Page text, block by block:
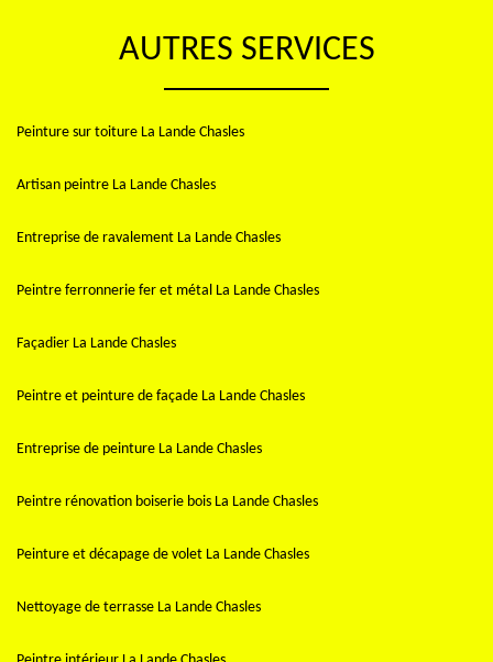
AUTRES SERVICES
Peinture sur toiture La Lande Chasles
Artisan peintre La Lande Chasles
Entreprise de ravalement La Lande Chasles
Peintre ferronnerie fer et métal La Lande Chasles
Façadier La Lande Chasles
Peintre et peinture de façade La Lande Chasles
Entreprise de peinture La Lande Chasles
Peintre rénovation boiserie bois La Lande Chasles
Peinture et décapage de volet La Lande Chasles
Nettoyage de terrasse La Lande Chasles